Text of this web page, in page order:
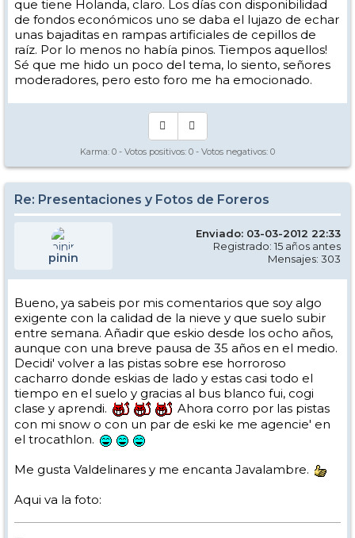
que tiene Holanda, claro. Los días con disponibilidad
de fondos económicos uno se daba el lujazo de echar
unas bajaditas en rampas artificiales de cepillos de
raíz. Por lo menos no había pinos. Tiempos aquellos!
Sé que me hido un poco del tema, lo siento, señores
moderadores, pero esto foro me ha emocionado.
Karma: 0 - Votos positivos: 0 - Votos negativos: 0
Re: Presentaciones y Fotos de Foreros
pinin
Enviado: 03-03-2012 22:33
Registrado: 15 años antes
Mensajes: 303
Bueno, ya sabeis por mis comentarios que soy algo
exigente con la calidad de la nieve y que suelo subir
entre semana. Añadir que eskio desde los ocho años,
aunque con una breve pausa de 35 años en el medio.
Decidi' volver a las pistas sobre ese horroroso
cacharro donde eskias de lado y estas casi todo el
tiempo en el suelo y gracias al bus blanco fui, cogi
clase y aprendi.
Ahora corro por las pistas
con mi snow o con un par de eski ke me agencie' en
el trocathlon.
Me gusta Valdelinares y me encanta Javalambre.
Aqui va la foto: